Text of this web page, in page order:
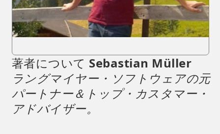
著者について Sebastian Müller
ラングマイヤー・ソフトウェアの元
パートナー＆トップ・カスタマー・
アドバイザー。